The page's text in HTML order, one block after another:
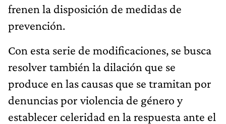
frenen la disposición de medidas de
prevención.
Con esta serie de modificaciones, se busca
resolver también la dilación que se
produce en las causas que se tramitan por
denuncias por violencia de género y
establecer celeridad en la respuesta ante el